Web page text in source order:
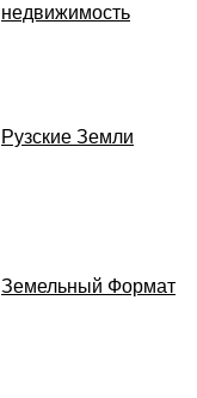
недвижимость
Рузские Земли
Земельный Формат